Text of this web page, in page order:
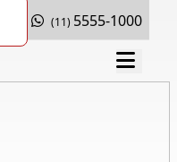
(11) 5555-1000